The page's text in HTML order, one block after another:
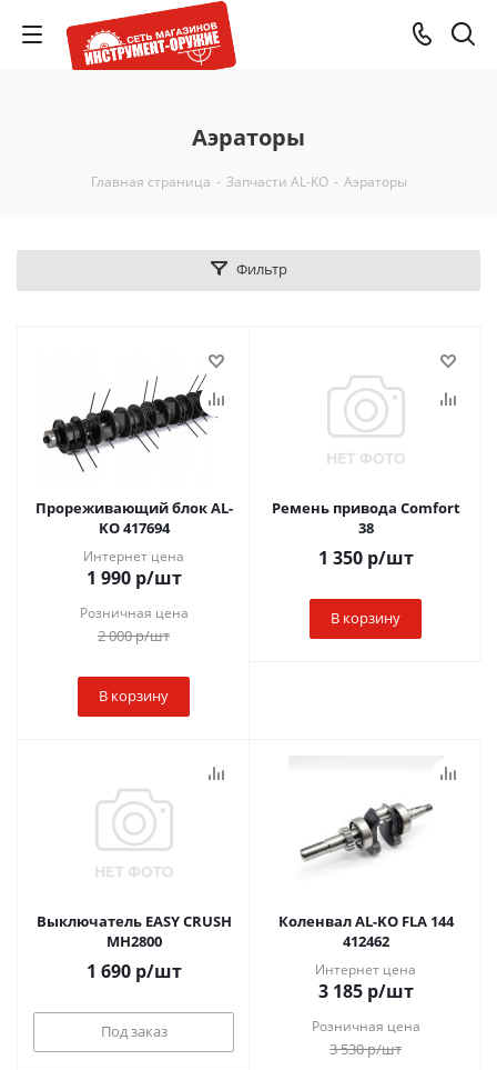
Аэраторы
Главная страница - Запчасти AL-KO - Аэраторы
Фильтр
Прореживающий блок AL-
KO 417694
Интернет цена
1 990р/шт
Розничная цена
2 000р/шт
В корзину
Ремень привода Comfort
38
1 350р/шт
В корзину
Выключатель EASY CRUSH
MH2800
1 690р/шт
Под заказ
Коленвал AL-KO FLA 144
412462
Интернет цена
3 185р/шт
Розничная цена
3 530р/шт